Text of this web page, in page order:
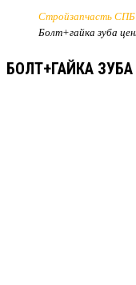
Стройзапчасть СПБ
Болт+гайка зуба
БОЛТ+ГАЙКА